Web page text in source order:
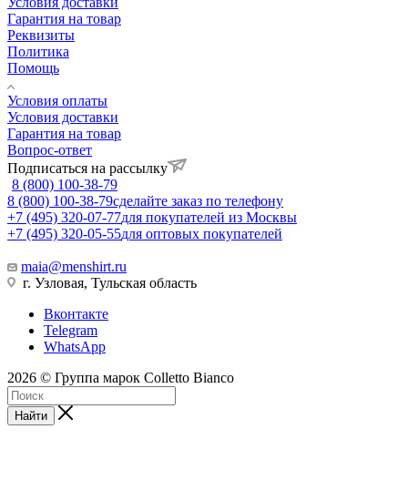
Гарантия на товар
Реквизиты
Политика
Помощь
Условия оплаты
Условия доставки
Гарантия на товар
Вопрос-ответ
Подписаться на рассылку
8 (800) 100-38-79
8 (800) 100-38-79сделайте заказ по телефону
+7 (495) 320-07-77для покупателей из Москвы
+7 (495) 320-05-55для оптовых покупателей
maia@menshirt.ru
г. Узловая, Тульская область
Вконтакте
Telegram
WhatsApp
2026 © Группа марок Colletto Bianco
Найти